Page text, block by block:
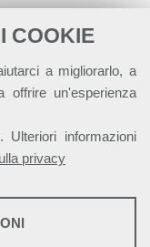
COOKIE
a migliorarlo, a
un'esperienza
Ulteriori informazioni
privacy